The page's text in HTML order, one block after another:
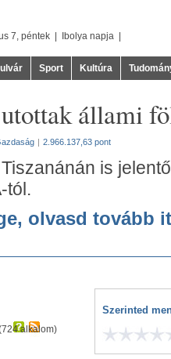
7, péntek | Ibolya napja |
Sport Kultúra
állami
| 2.966.137,63 pont
is
tól.
olvasd tovább
alkalom)
Szerinted